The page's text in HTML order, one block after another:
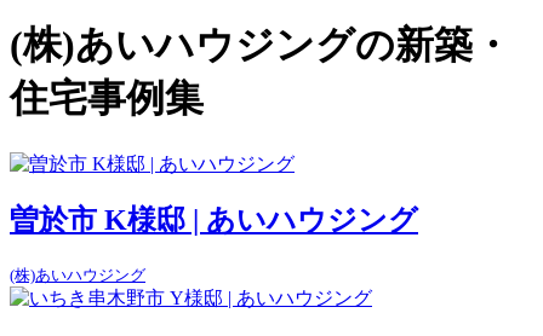
(株)あいハウジングの新築・
住宅事例集
曽於市 K様邸 | あいハウジング
(株)あいハウジング